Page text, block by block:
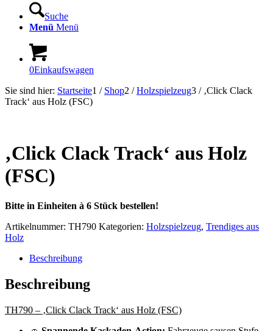
Suche
Menü Menü
0Einkaufswagen
Sie sind hier: Startseite1 / Shop2 / Holzspielzeug3 / ‚Click Clack
Track‘ aus Holz (FSC)
‚Click Clack Track‘ aus Holz
(FSC)
Bitte in Einheiten à 6 Stück bestellen!
Artikelnummer: TH790 Kategorien: Holzspielzeug, Trendiges aus
Holz
Beschreibung
Beschreibung
TH790 – ‚Click Clack Track‘ aus Holz (FSC)